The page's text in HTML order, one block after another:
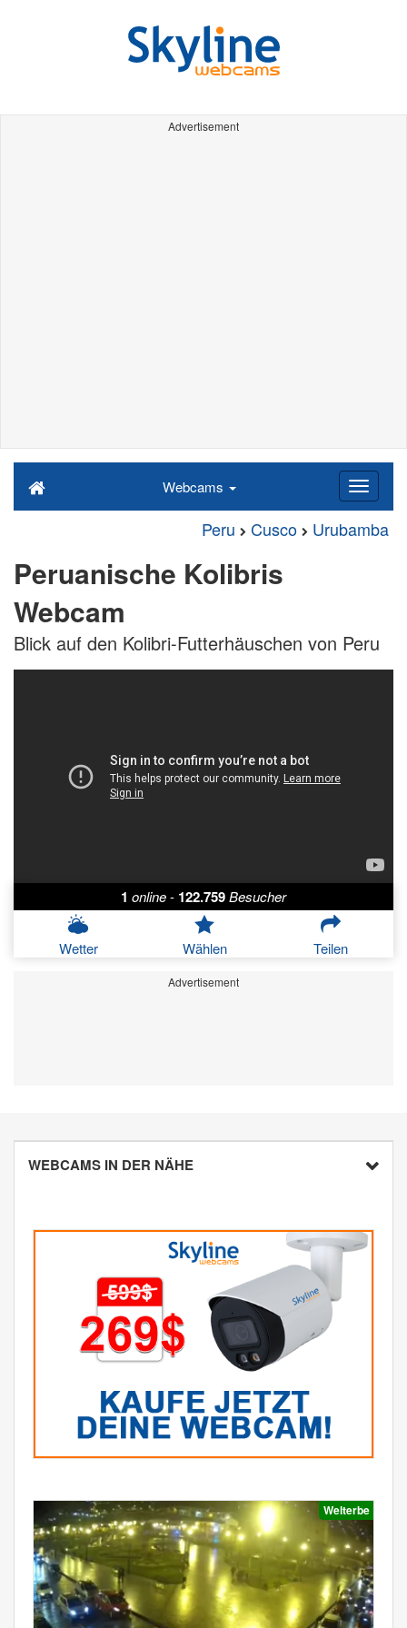
Advertisement
Webcams
Peru Cusco Urubamba
Peruanische Kolibris
Webcam
Blick auf den Kolibri-Futterhäuschen von Peru
1 online- 122.759Besucher
Wetter Wählen Teilen
Advertisement
WEBCAMS IN DER NÄHE
Welterbe